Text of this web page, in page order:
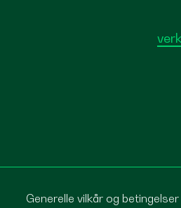
Generelle vilkår og betingelser